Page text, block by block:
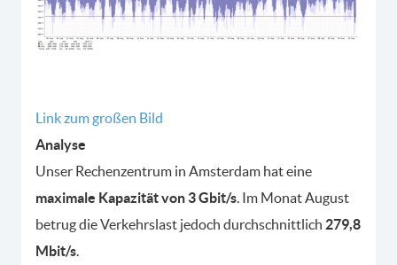
Link zum großen Bild
Analyse
Unser Rechenzentrum in Amsterdam hat eine
maximale Kapazität von 3 Gbit/s. Im Monat August
betrug die Verkehrslast jedoch durchschnittlich 279,8
Mbit/s.